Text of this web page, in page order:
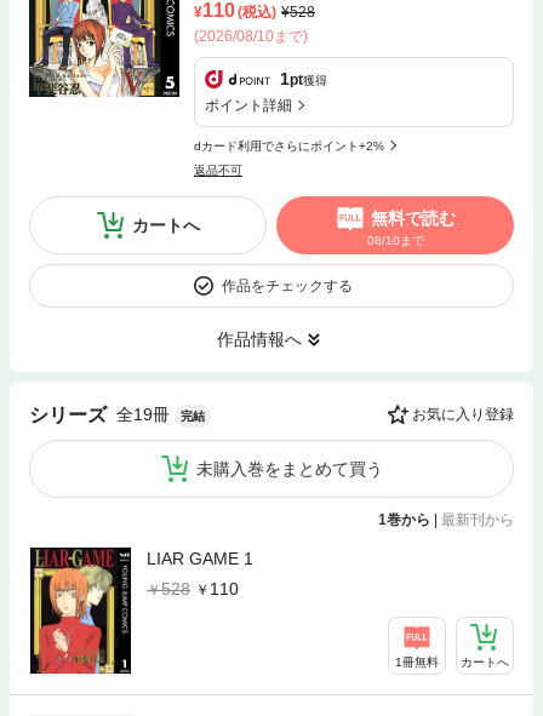
110(税込)
528
(2026/08/10まで)
1pt獲得
ポイント詳細
dカード利用でさらにポイント+2%
返品不可
カートへ 無料で読む
08/10まで
作品をチェックする
作品情報へ
シリーズ 全19冊 完結 お気に入り登録
未購入巻をまとめて買う
1巻から 最新刊から
LIAR GAME 1
528
110
1冊無料 カートへ